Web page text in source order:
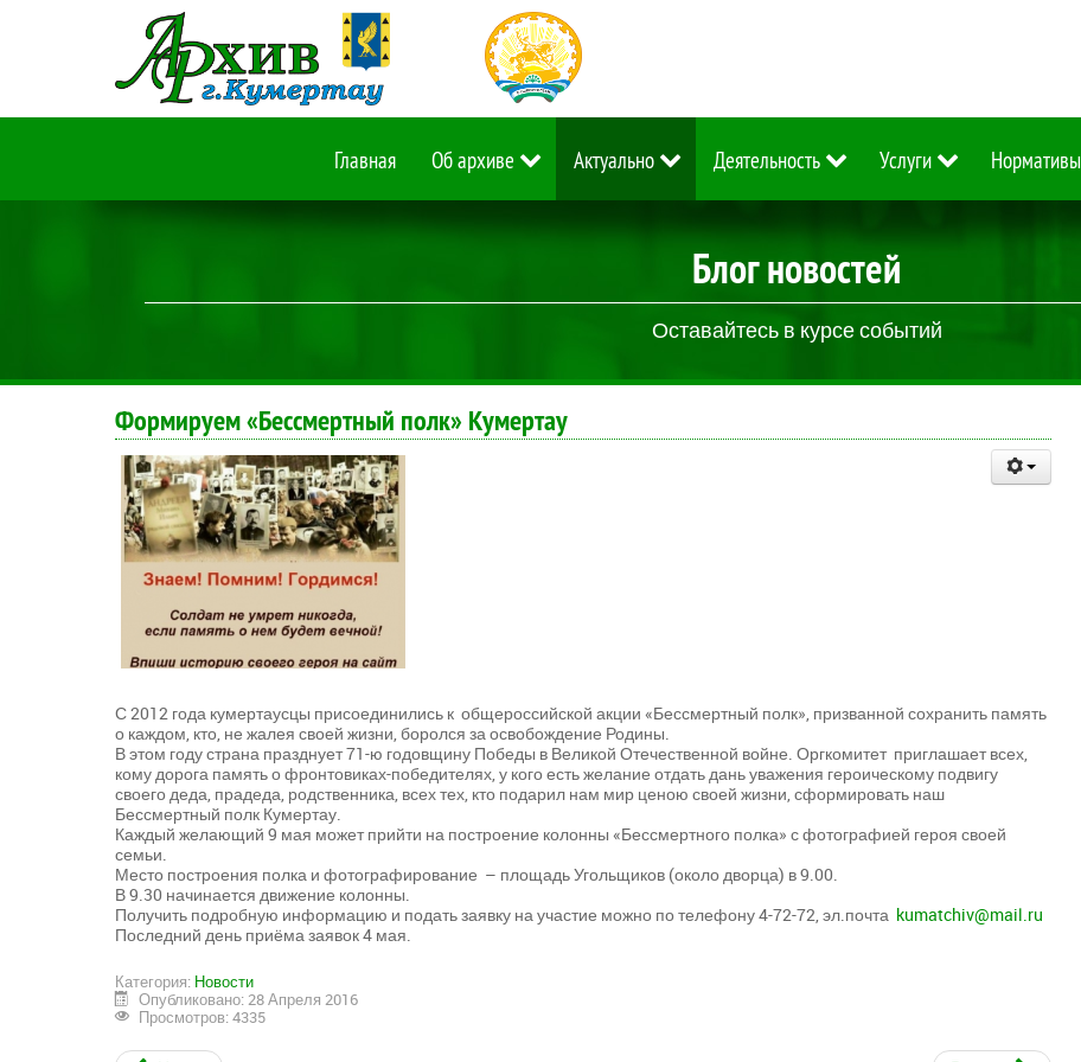
Главная Об архиве Актуально Деятельность Услуги Нормативы
Блог новостей
Оставайтесь в курсе событий
Формируем «Бессмертный полк» Кумертау
С 2012 года кумертаусцы присоединились к общероссийской акции «Бессмертный полк», призванной сохранить память
о каждом, кто, не жалея своей жизни, боролся за освобождение Родины.
В этом году страна празднует 71-ю годовщину Победы в Великой Отечественной войне. Оргкомитет приглашает всех,
кому дорога память о фронтовиках-победителях, у кого есть желание отдать дань уважения героическому подвигу
своего деда, прадеда, родственника, всех тех, кто подарил нам мир ценою своей жизни, сформировать наш
Бессмертный полк Кумертау.
Каждый желающий 9 мая может прийти на построение колонны «Бессмертного полка» с фотографией героя своей
семьи.
Место построения полка и фотографирование – площадь Угольщиков (около дворца) в 9.00.
В 9.30 начинается движение колонны.
Получить подробную информацию и подать заявку на участие можно по телефону 4-72-72, эл.почта kumatchiv@mail.ru
Последний день приёма заявок 4 мая.
Категория: Новости
Опубликовано: 28 Апреля 2016
Просмотров: 4335